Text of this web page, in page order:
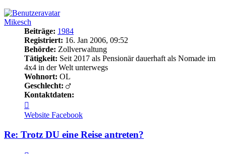
Mikesch
Beiträge: 1984
Registriert: 16. Jan 2006, 09:52
Behörde: Zollverwaltung
Tätigkeit: Seit 2017 als Pensionär dauerhaft als Nomade im
4x4 in der Welt unterwegs
Wohnort: OL
Geschlecht:
Kontaktdaten:
von
Mikesch
Website Facebook
Re: Trotz DU eine Reise antreten?